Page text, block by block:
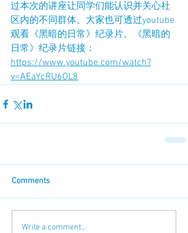
过本次的讲座让同学们能认识并关心社
区内的不同群体。大家也可透过youtube
观看《黑暗的日常》纪录片。《黑暗的
日常》纪录片链接：
https://www.youtube.com/watch?
v=AEaYcRU6OL8
Comments
Write a comment...